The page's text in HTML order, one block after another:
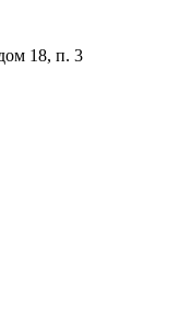
18, п. 3